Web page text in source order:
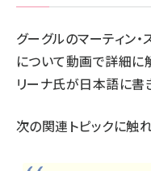
グーグルのマーティン・
について動画で詳細に
リーナ氏が日本語に書
次の関連トピックに触